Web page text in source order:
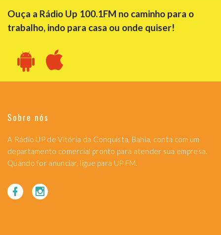
Ouça a Rádio Up 100.1FM no caminho para o
trabalho, indo para casa ou onde quiser!
Sobre nós
A Rádio UP de Vitória da Conquista, Bahia, conta com um
departamento comercial pronto para atender sua empresa.
Quando for anunciar, ligue para UP FM.